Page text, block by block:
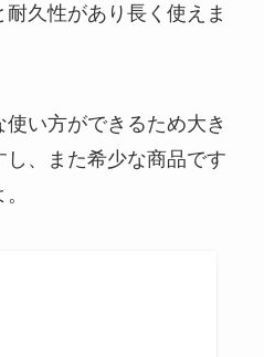
久性があり長く使えま
い方ができるため大き
し、また希少な商品です